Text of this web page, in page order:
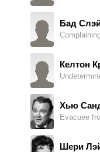
Бад
Келтон
Хью
Шери